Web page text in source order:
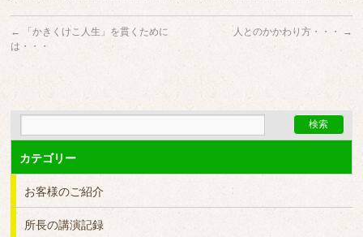
←
「かきくけこ人生」を貫くために
は・・・
人とのかかわり方・・・ →
カテゴリー
お客様のご紹介
所長の講演記録